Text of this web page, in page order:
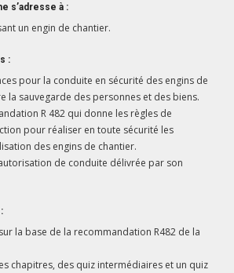
s’adresse à :
un engin de chantier.
:
pour la conduite en sécurité des engins de
la sauvegarde des ­personnes et des biens.
R 482 qui donne les règles de
pour réaliser en toute sécurité les
des engins de chantier.
de conduite délivrée par son
la base de la recommandation R482 de la
chapitres, des quiz intermédiaires et un quiz